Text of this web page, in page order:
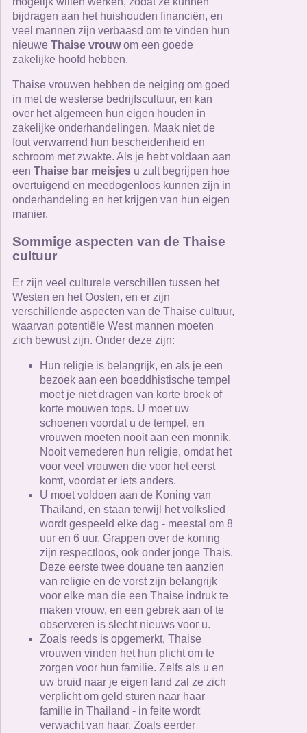
bijdragen aan het huishouden financiën, en
veel mannen zijn verbaasd om te vinden hun
nieuwe Thaise vrouwom een ​​goede
zakelijke hoofd hebben.
Thaise vrouwen hebben de neiging om goed
in met de westerse bedrijfscultuur, en kan
over het algemeen hun eigen houden in
zakelijke onderhandelingen. Maak niet de
fout verwarrend hun bescheidenheid en
schroom met zwakte. Als je hebt voldaan aan
een Thaise bar meisjes u zult begrijpen hoe
overtuigend en meedogenloos kunnen zijn in
onderhandeling en het krijgen van hun eigen
manier.
Sommige aspecten van de Thaise
cultuur
Er zijn veel culturele verschillen tussen het
Westen en het Oosten, en er zijn
verschillende aspecten van de Thaise cultuur,
waarvan potentiële West mannen moeten
zich bewust zijn. Onder deze zijn:
Hun religie is belangrijk, en als je een
bezoek aan een boeddhistische tempel
moet je niet dragen van korte broek of
korte mouwen tops. U moet uw
schoenen voordat u de tempel, en
vrouwen moeten nooit aan een monnik.
Nooit vernederen hun religie, omdat het
voor veel vrouwen die voor het eerst
komt, voordat er iets anders.
U moet voldoen aan de Koning van
Thailand, en staan ​​terwijl het volkslied
wordt gespeeld elke dag - meestal om 8
uur en 6 uur. Grappen over de koning
zijn respectloos, ook onder jonge Thais.
Deze eerste twee douane ten aanzien
van religie en de vorst zijn belangrijk
voor elke man die een Thaise indruk te
maken vrouw, en een gebrek aan of te
observeren is slecht nieuws voor u.
Zoals reeds is opgemerkt, Thaise
vrouwen vinden het hun plicht om te
zorgen voor hun familie. Zelfs als u en
uw bruid naar je eigen land zal ze zich
verplicht om geld sturen naar haar
familie in Thailand - in feite wordt
verwacht van haar. Zoals eerder